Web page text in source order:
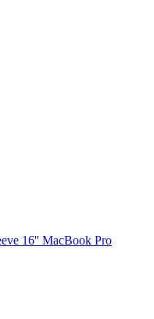
16'' MacBook Pro